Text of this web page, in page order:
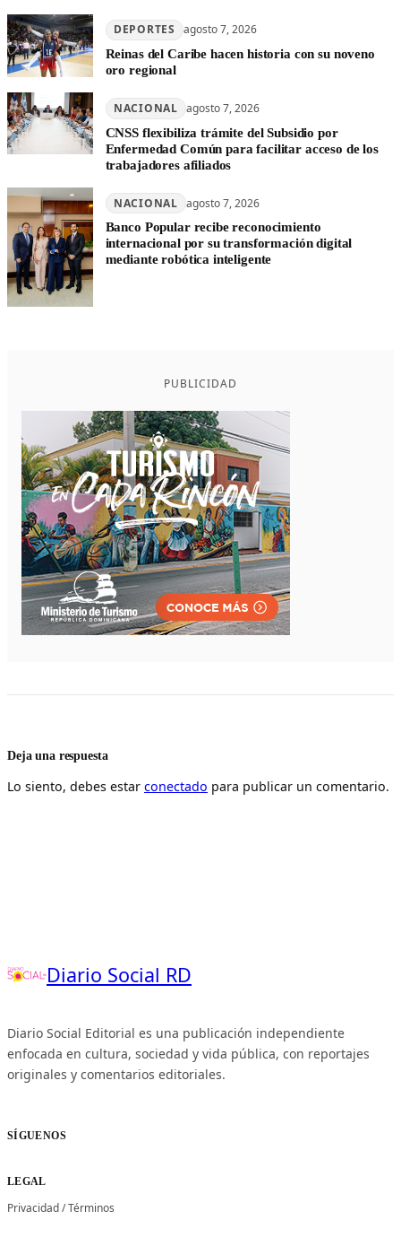
DEPORTES agosto 7, 2026
Reinas del Caribe hacen historia con su noveno
oro regional
NACIONAL agosto 7, 2026
CNSS flexibiliza trámite del Subsidio por
Enfermedad Común para facilitar acceso de los
trabajadores afiliados
NACIONAL agosto 7, 2026
Banco Popular recibe reconocimiento
internacional por su transformación digital
mediante robótica inteligente
PUBLICIDAD
Deja una respuesta
Lo siento, debes estar conectado para publicar un comentario.
Diario Social RD
Diario Social Editorial es una publicación independiente
enfocada en cultura, sociedad y vida pública, con reportajes
originales y comentarios editoriales.
SÍGUENOS
LEGAL
Privacidad/Términos